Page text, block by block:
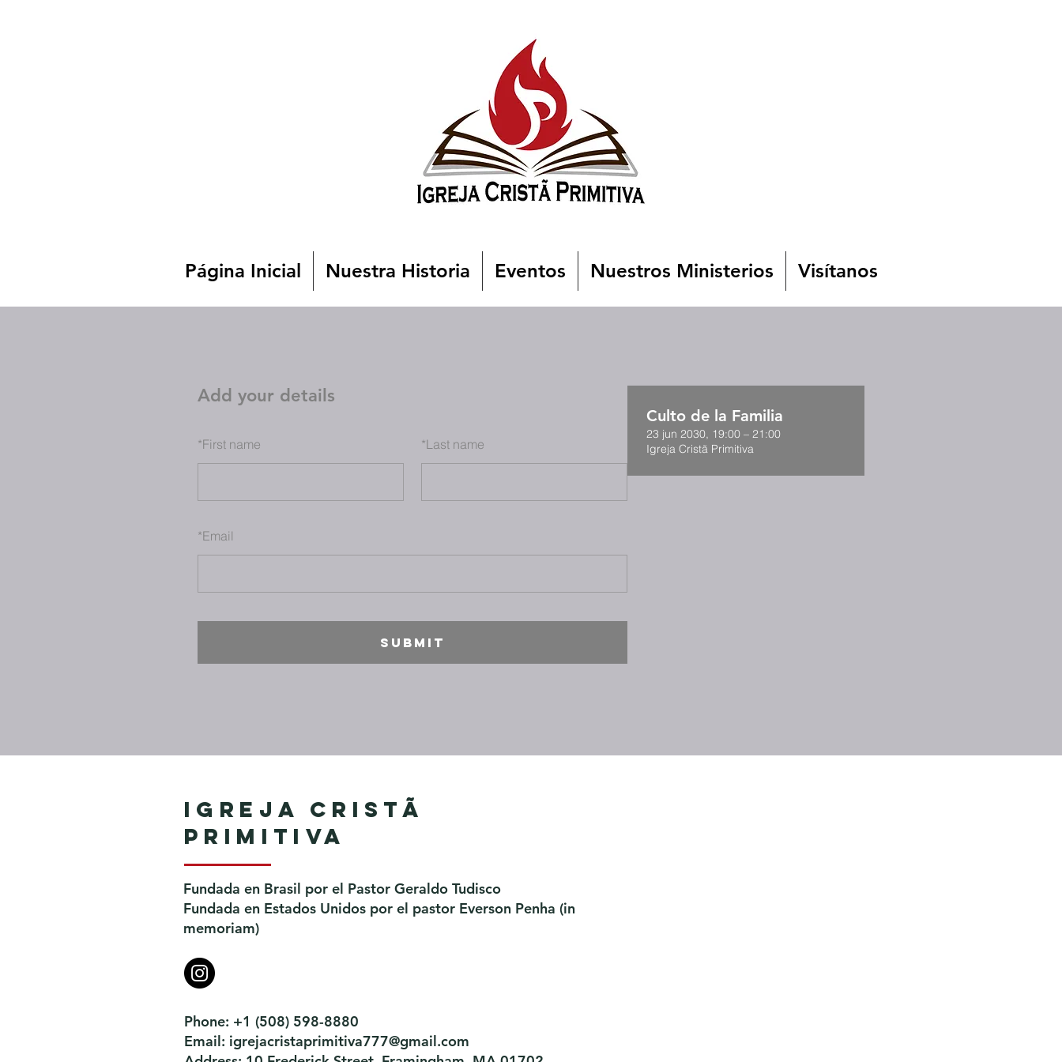
Página Inicial Nuestra Historia Eventos Nuestros Ministerios Visítanos
Add your details
*First name *Last name
*Email
SUBMIT
Culto de la Familia
23 jun 2030, 19:00 – 21:00
Igreja Cristã Primitiva
Igreja Cristã
Primitiva
Fundada en Brasil por el Pastor Geraldo Tudisco
Fundada en Estados Unidos por el pastor Everson Penha ​(in
memoriam)
Phone: +1 (508) 598-8880
Email: igrejacristaprimitiva777@gmail.com